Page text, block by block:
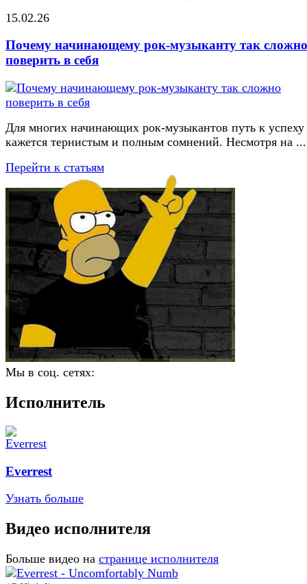
15.02.26
Почему начинающему рок-музыканту так сложно
поверить в себя
Для многих начинающих рок-музыкантов путь к успеху
кажется тернистым и полным сомнений. Несмотря на ...
Перейти к статьям
Мы в соц. сетях:
Исполнитель
Everrest
Узнать больше
Видео исполнителя
Больше видео на странице исполнителя